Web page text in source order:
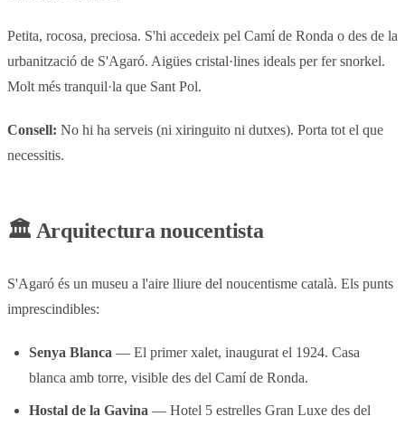
Petita, rocosa, preciosa. S'hi accedeix pel Camí de Ronda o des de la
urbanització de S'Agaró. Aigües cristal·lines ideals per fer snorkel.
Molt més tranquil·la que Sant Pol.
Consell: No hi ha serveis (ni xiringuito ni dutxes). Porta tot el que
necessitis.
🏛️ Arquitectura noucentista
S'Agaró és un museu a l'aire lliure del noucentisme català. Els punts
imprescindibles:
Senya Blanca — El primer xalet, inaugurat el 1924. Casa
blanca amb torre, visible des del Camí de Ronda.
Hostal de la Gavina — Hotel 5 estrelles Gran Luxe des del